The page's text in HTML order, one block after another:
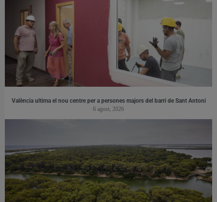
València ultima el nou centre per a persones majors del barri de Sant Antoni
6 agost, 2026